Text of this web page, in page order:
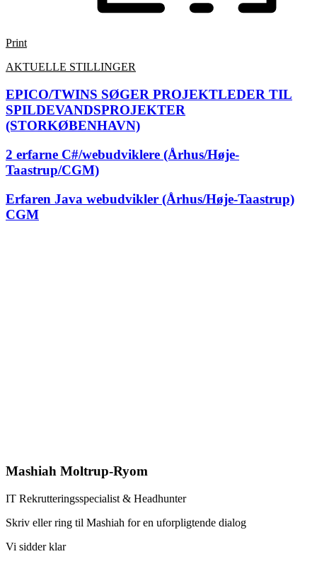
Print
AKTUELLE STILLINGER
EPICO/TWINS SØGER PROJEKTLEDER TIL
SPILDEVANDSPROJEKTER
(STORKØBENHAVN)
2 erfarne C#/webudviklere (Århus/Høje-
Taastrup/CGM)
Erfaren Java webudvikler (Århus/Høje-Taastrup)
CGM
Mashiah Moltrup-Ryom
IT Rekrutteringsspecialist & Headhunter​
Skriv eller ring til Mashiah for en uforpligtende dialog
Vi sidder klar